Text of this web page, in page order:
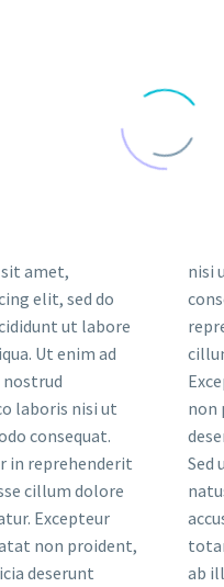
amet,
elit, sed do
ut labore
Ut enim ad
nostrud
laboris nisi ut
consequat.
in reprehenderit
cillum dolore
Excepteur
non proident,
deserunt
nisi
non
Sed
ab